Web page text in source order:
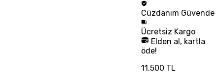
Cüzdanım Güvende
Ücretsiz Kargo
Elden al, kartla
öde!
11.500 TL